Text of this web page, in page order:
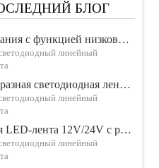
БЛОГ
низковольтного плавного пуска для LED освещения
линейный
лента: гибкое и эффективное решение для современного освещения
линейный
по 3 светодиода: современное неоновое освещение для любого пространства
линейный